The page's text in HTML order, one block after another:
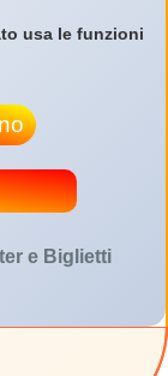
usa le funzioni
e Biglietti